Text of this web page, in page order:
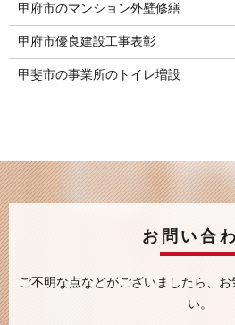
甲府市のマンション外壁修繕
甲府市優良建設工事表彰
甲斐市の事業所のトイレ増設
お問い合
ご不明な点などがございましたら、 お
い。